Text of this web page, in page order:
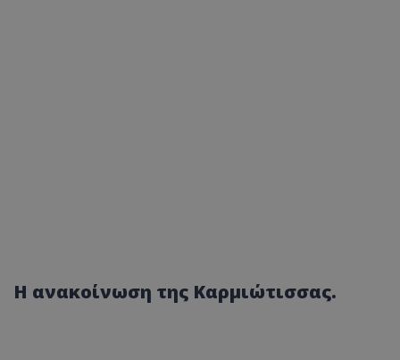
Η ανακοίνωση της Καρμιώτισσας.